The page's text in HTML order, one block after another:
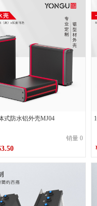
100*50*200喷砂墨玉黑不带耳
110*55*100喷砂墨玉黑带耳
110*55*120喷砂皓月银不带耳
110*55*150喷砂皓月银带耳
喷砂墨玉黑不带耳
125*60*120喷砂墨玉黑带耳
喷砂皓月银不带耳
125*60*180喷砂皓月银带耳
130*65*150喷砂墨玉黑带耳
喷砂皓月银不带耳
式防水铝外壳MJ04
销量 0